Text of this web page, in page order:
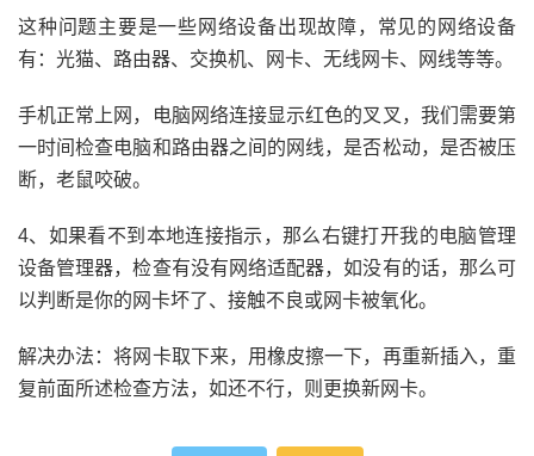
这种问题主要是一些网络设备出现故障，常见的网络设备
有：光猫、路由器、交换机、网卡、无线网卡、网线等等。
手机正常上网，电脑网络连接显示红色的叉叉，我们需要第
一时间检查电脑和路由器之间的网线，是否松动，是否被压
断，老鼠咬破。
4、如果看不到本地连接指示，那么右键打开我的电脑管理
设备管理器，检查有没有网络适配器，如没有的话，那么可
以判断是你的网卡坏了、接触不良或网卡被氧化。
解决办法：将网卡取下来，用橡皮擦一下，再重新插入，重
复前面所述检查方法，如还不行，则更换新网卡。